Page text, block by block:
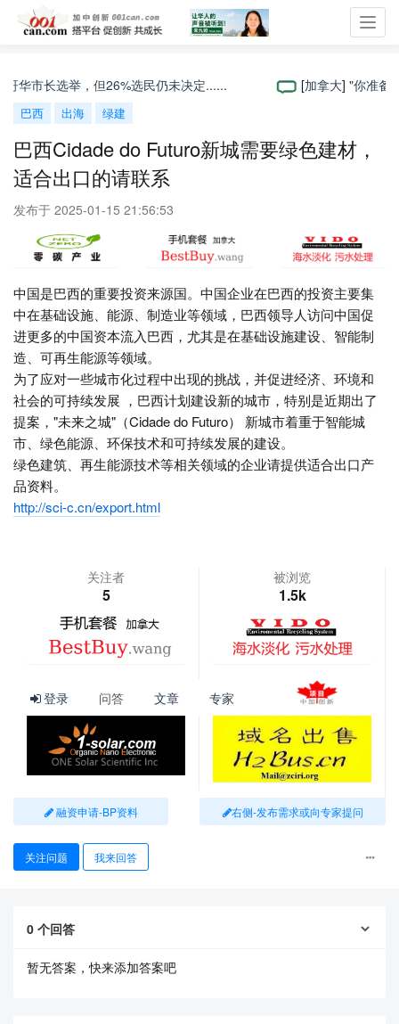
市长选举，但26%选民仍未决定...... [加拿大] "你准备投
巴西 出海 绿建
巴西Cidade do Futuro新城需要绿色建材，
适合出口的请联系
发布于 2025-01-15 21:56:53
中国是巴西的重要投资来源国。中国企业在巴西的投资主要集
中在基础设施、能源、制造业等领域，巴西领导人访问中国促
进更多的中国资本流入巴西，尤其是在基础设施建设、智能制
造、可再生能源等领域。
为了应对一些城市化过程中出现的挑战，并促进经济、环境和
社会的可持续发展 ，巴西计划建设新的城市，特别是近期出了
提案，"未来之城"（Cidade do Futuro） 新城市着重于智能城
市、绿色能源、环保技术和可持续发展的建设。
绿色建筑、再生能源技术等相关领域的企业请提供适合出口产
品资料。
http://sci-c.cn/export.html
关注者
5
被浏览
1.5k
登录 问答 文章 专家
融资申请-BP资料 右侧-发布需求或向专家提问
关注问题 我来回答
0 个回答
暂无答案，快来添加答案吧